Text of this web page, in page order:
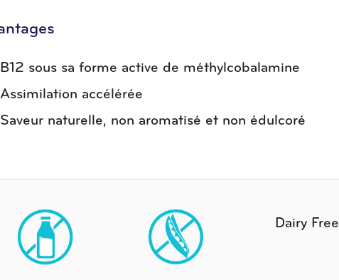
B12 sous sa forme active de méthylcobalamine
Assimilation accélérée
Saveur naturelle, non aromatisé et non édulcoré
Dairy Free